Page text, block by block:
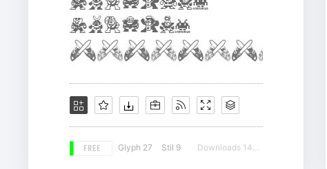
FREE Glyph 27 Stil 9 Downloads 14510